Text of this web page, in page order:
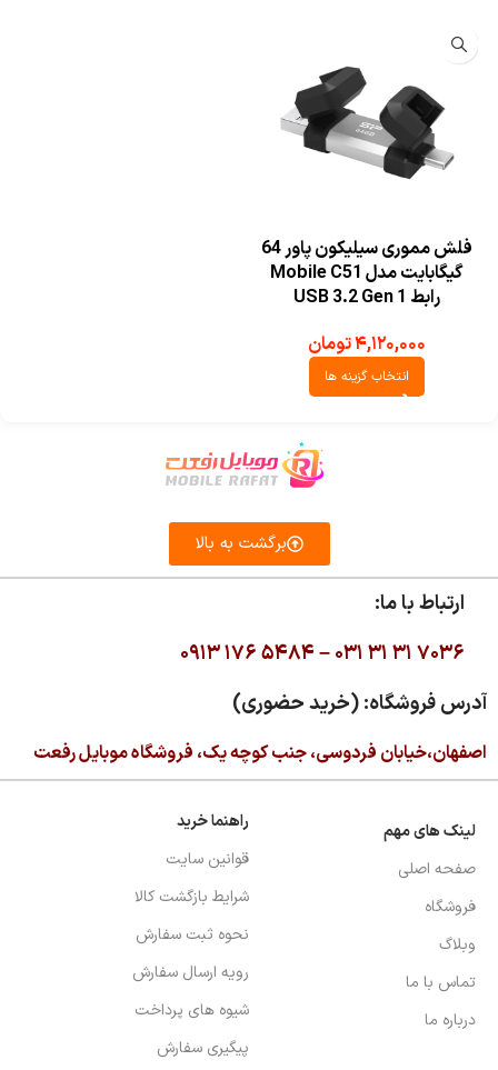
فلش مموری سیلیکون پاور 64
گیگابایت مدل Mobile C51
رابط USB 3.2 Gen 1
۴,۱۲۰,۰۰۰تومان
انتخاب گزینه ها
برگشت به بالا
ارتباط با ما:
۰۹۱۳ ۱۷۶ ۵۴۸۴ –۰۳۱ ۳۱ ۳۱ ۷۰۳۶
آدرس فروشگاه: (خرید حضوری)
اصفهان،خیابان فردوسی، جنب کوچه یک، فروشگاه موبایل رفعت
لینک های مهم
صفحه اصلی
فروشگاه
وبلاگ
تماس با ما
درباره ما
راهنما خرید
قوانین سایت
شرایط بازگشت کالا
نحوه ثبت سفارش
رویه ارسال سفارش
شیوه های پرداخت
پیگیری سفارش